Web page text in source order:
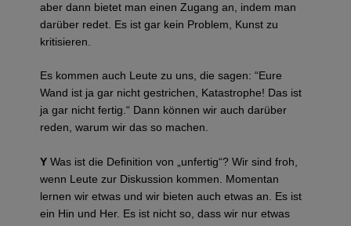
aber dann bietet man einen Zugang an, indem man
darüber redet. Es ist gar kein Problem, Kunst zu
kritisieren.
Es kommen auch Leute zu uns, die sagen: “Eure
Wand ist ja gar nicht gestrichen, Katastrophe! Das ist
ja gar nicht fertig.“ Dann können wir auch darüber
reden, warum wir das so machen.
Y Was ist die Definition von „unfertig“? Wir sind froh,
wenn Leute zur Diskussion kommen. Momentan
lernen wir etwas und wir bieten auch etwas an. Es ist
ein Hin und Her. Es ist nicht so, dass wir nur etwas